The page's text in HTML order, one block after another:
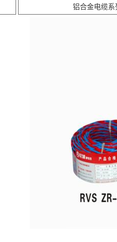
铝合金电缆系